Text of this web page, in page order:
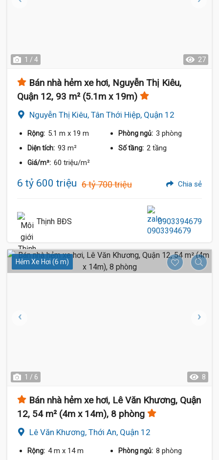
1 / 4 27
Bán nhà hẻm xe hơi, Nguyễn Thị Kiêu,
Quận 12, 93 m² (5.1m x 19m)
Nguyễn Thị Kiêu, Tân Thới Hiệp, Quận 12
Rộng: 5.1 m x 19 m Phòng ngủ: 3 phòng
Diện tích: 93 m² Số tầng: 2 tầng
Giá/m²: 60 triệu/m²
6 tỷ 600 triệu 6 tỷ 700 triệu Chia sẻ
Thịnh BĐS 0903394679
Hẻm Xe Hơi (6 m)
1 / 6 8
Bán nhà hẻm xe hơi, Lê Văn Khương, Quận
12, 54 m² (4m x 14m), 8 phòng
Lê Văn Khương, Thới An, Quận 12
Rộng: 4 m x 14 m Phòng ngủ: 8 phòng